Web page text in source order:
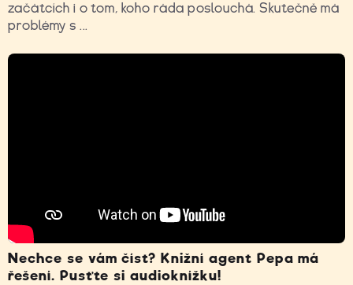
začátcích i o tom, koho ráda poslouchá. Skutečně má
problémy s ...
Nechce se vám číst? Knižní agent Pepa má
řešení. Pusťte si audioknížku!